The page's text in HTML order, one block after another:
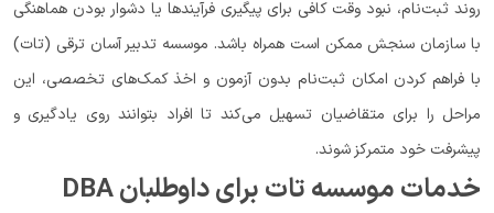
روند ثبت‌نام، نبود وقت کافی برای پیگیری فرآیندها یا دشوار بودن هماهنگی
با سازمان سنجش ممکن است همراه باشد. موسسه تدبیر آسان ترقی (تات)‌
با فراهم کردن امکان ثبت‌نام بدون آزمون و اخذ کمک‌های تخصصی، این
مراحل را برای متقاضیان تسهیل می‌کند تا افراد بتوانند روی یادگیری و
پیشرفت خود متمرکز شوند.
خدمات موسسه تات برای داوطلبان DBA